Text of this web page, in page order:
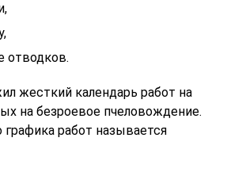
отводков.
жесткий календарь работ на
на безроевое пчеловождение.
работ называется